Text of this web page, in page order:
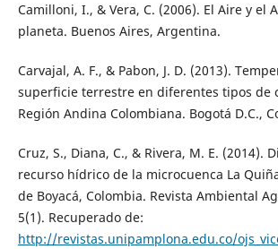
Camilloni, I., & Vera, C. (2006). El Aire y el
planeta. Buenos Aires, Argentina.
Carvajal, A. F., & Pabon, J. D. (2013).
superficie terrestre en diferentes tipos de
Región Andina Colombiana. Bogotá D.C.,
Cruz, S., Diana, C., & Rivera, M. E. (2014).
recurso hídrico de la microcuenca La
de Boyacá, Colombia. Revista Ambiental
5(1). Recuperado de:
http://revistas.unipamplona.edu.co/